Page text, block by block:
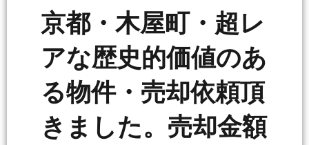
京都・木屋町・超レ
アな歴史的価値のあ
る物件・売却依頼頂
きました。売却金額